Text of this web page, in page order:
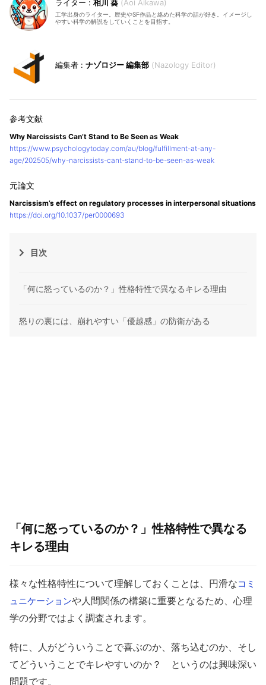
相川 葵 Aoi Aikawa
工学出身のライター。歴史やSF作品と絡めた科学の話が好き。イメージし
やすい科学の解説をしていくことを目指す。
ナゾロジー 編集部 Nazology Editor
Why Narcissists Can’t Stand to Be Seen as Weak
https://www.psychologytoday.com/au/blog/fulfillment-at-any-
age/202505/why-narcissists-cant-stand-to-be-seen-as-weak
Narcissism’s effect on regulatory processes in interpersonal situations
https://doi.org/10.1037/per0000693
目次
「何に怒っているのか？」性格特性で異なるキレる理由
怒りの裏には、崩れやすい「優越感」の防衛がある
「何に怒っているのか？」性格特性で異なる
キレる理由
様々な性格特性について理解しておくことは、円滑なコミ
ュニケーションや人間関係の構築に重要となるため、心理
学の分野ではよく調査されます。
特に、人がどういうことで喜ぶのか、落ち込むのか、そし
てどういうことでキレやすいのか？ というのは興味深い
問題です。